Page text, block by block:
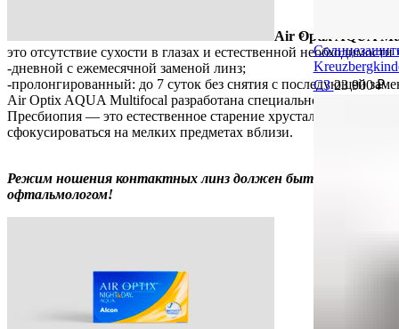
C323 900₽
Air Optix AQUA
это отсутствие сухости в глазах и естественной
-дневной с ежемесячной заменой линз;
-пролонгированный: до 7 суток без снятия с последующей
Air Optix AQUA Multifocal разработана специально для тех
Пресбиопия — это естественное старение хрусталика, в
сфокусироваться на мелких предметах вблизи.
Режим ношения контактных линз должен быть согласован
офтальмологом!